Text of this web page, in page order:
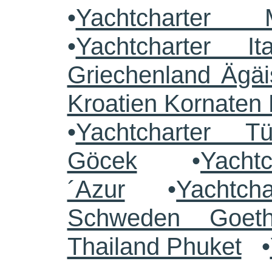
•Yachtcharter
•Yachtcharter
Griechenland
Kroatien
•Yachtcharter
Göcek•
´Azur•
Schweden
Thailand Phuket•